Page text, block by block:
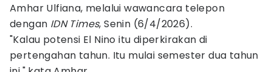
Amhar Ulfiana, melalui wawancara telepon
dengan IDN Times, Senin (6/4/2026).
"Kalau potensi El Nino itu diperkirakan di
pertengahan tahun. Itu mulai semester dua tahun